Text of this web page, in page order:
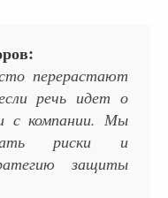
перерастают
речь идет о
с компании. Мы
риски и
защиты